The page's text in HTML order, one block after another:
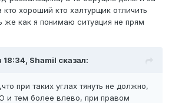
хороший кто халтурщик отличить
же как я понимаю ситуация не прям
Shamil сказал:
при таких углах тянуть не должно,
и тем более влево, при правом